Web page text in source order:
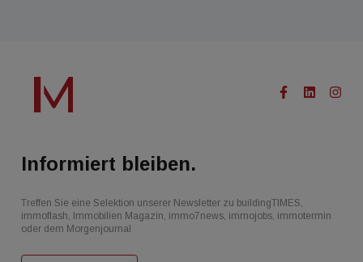
Informiert bleiben.
Treffen Sie eine Selektion unserer Newsletter zu buildingTIMES,
immoflash, Immobilien Magazin, immo7news, immojobs, immotermin
oder dem Morgenjournal